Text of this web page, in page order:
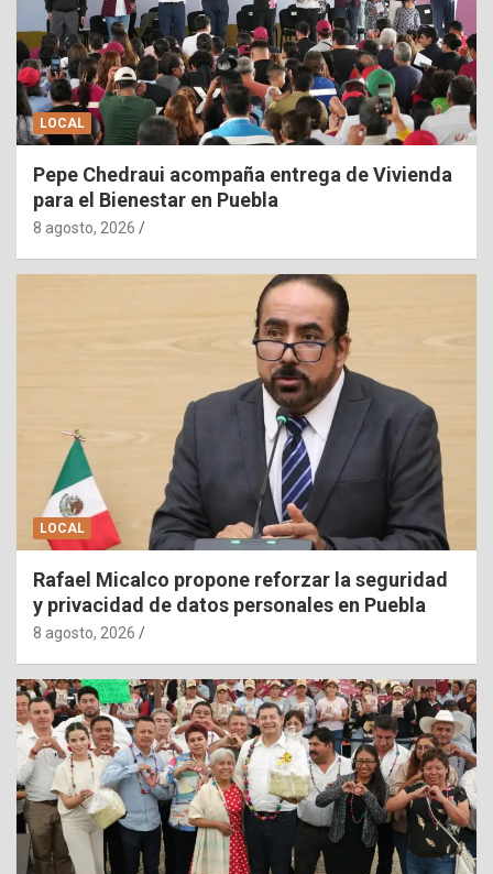
LOCAL
Pepe Chedraui acompaña entrega de Vivienda
para el Bienestar en Puebla
8 agosto, 2026
LOCAL
Rafael Micalco propone reforzar la seguridad
y privacidad de datos personales en Puebla
8 agosto, 2026